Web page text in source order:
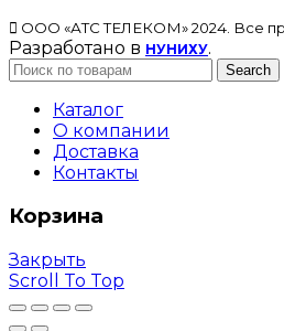
ООО «АТС ТЕЛЕКОМ» 2024. Все
Разработано в НУНИХУ.
Search
Каталог
О компании
Доставка
Контакты
Корзина
Закрыть
Scroll To Top